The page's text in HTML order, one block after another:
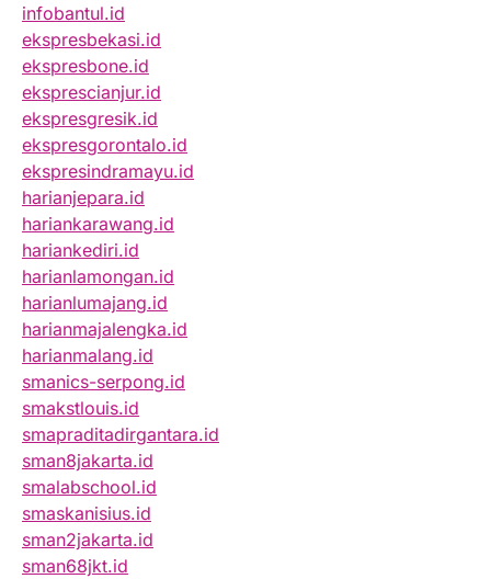
infobantul.id
ekspresbekasi.id
ekspresbone.id
eksprescianjur.id
ekspresgresik.id
ekspresgorontalo.id
ekspresindramayu.id
harianjepara.id
hariankarawang.id
hariankediri.id
harianlamongan.id
harianlumajang.id
harianmajalengka.id
harianmalang.id
smanics-serpong.id
smakstlouis.id
smapraditadirgantara.id
sman8jakarta.id
smalabschool.id
smaskanisius.id
sman2jakarta.id
sman68jkt.id